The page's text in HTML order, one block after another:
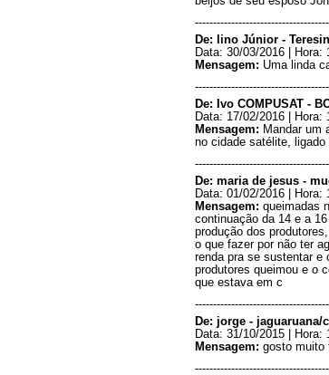
gostando da programação manda um alô
De: lino Júnior -
Data: 30/03/2016 | Hora:
Mensagem: Uma linda
De: Ivo COMPUSAT -
Data: 17/02/2016 | Hora:
Mensagem: Mandar um
no cidade satélite,
De: maria de jesus -
Data: 01/02/2016 | Hora:
Mensagem: queimadas
continuação da 14 e a
produção dos
o que fazer por não ter
renda pra se sustentar e
produtores queimou e o
que estava em c
De: jorge - jaguaruana/
Data: 31/10/2015 | Hora:
Mensagem: gosto muito